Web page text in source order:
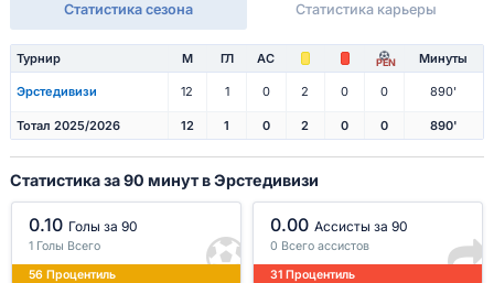
Статистика сезона Статистика карьеры
Турнир М ГЛ АС PEN Минуты
Эрстедивизи 12 1 0 2 0 0 890'
Тотал 2025/2026 12 1 0 2 0 0 890'
Статистика за 90 минут в Эрстедивизи
0.10 Голы за 90
1 Голы Всего
56 Процентиль
0.00 Ассисты за 90
0 Всего ассистов
31 Процентиль